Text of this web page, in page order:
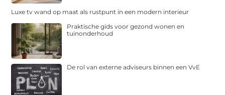
Luxe tv wand op maat als rustpunt in een modern interieur
Praktische gids voor gezond wonen en
tuinonderhoud
De rol van externe adviseurs binnen een VvE